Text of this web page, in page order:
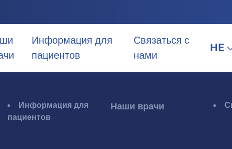
Информация для
пациентов
Связаться с
нами
HE
HE
EN
Информация для
пациентов
Наши врачи